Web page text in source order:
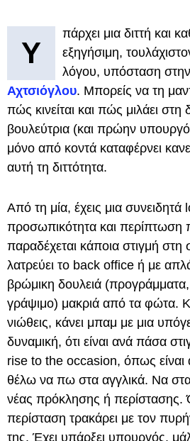
Υ
πάρχει μια διττή και
εξηγήσιμη,
λόγου, υπόσταση
Αχτσιόγλου. Μπορείς να τη
πώς κινείται και πώς μιλάει
βουλεύτρια (και πρώην
μόνο από κοντά καταφέρνει
αυτή τη διττότητα.
Από τη μία, έχεις μια συνειδητά
προσωπικότητα και περίπτωση
παραδέχεται κάποια στιγμή στη
λατρεύει το back office ή με
βρώμικη δουλειά (προγράμματα,
γράψιμο) μακριά από τα φώτα.
νιώθεις, κάνει μπαμ με μια
δυναμική, ότι είναι ανά πάσα
rise to the occasion, όπως είναι
θέλω να πω στα αγγλικά. Να
νέας πρόκλησης ή περίστασης.
περίσταση τρακάρει με τον
της. Έχει υπάρξει υπουργός,